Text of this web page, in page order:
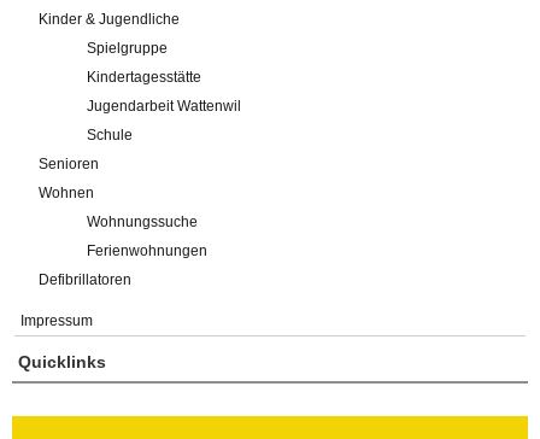
Kinder & Jugendliche
Spielgruppe
Kindertagesstätte
Jugendarbeit Wattenwil
Schule
Senioren
Wohnen
Wohnungssuche
Ferienwohnungen
Defibrillatoren
Impressum
Quicklinks